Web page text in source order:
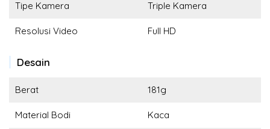
Tipe Kamera Triple Kamera
Resolusi Video Full HD
Desain
Berat 181g
Material Bodi Kaca